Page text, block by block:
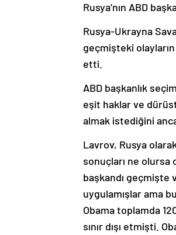
Rusya’nın ABD
Rusya-Ukrayna
geçmişteki
etti.
ABD başkanlık
eşit haklar ve
almak istediğini
Lavrov, Rusya
sonuçları ne
başkandı geçmişte
uygulamışlar ama
Obama toplamda
sınır dışı etmişti.